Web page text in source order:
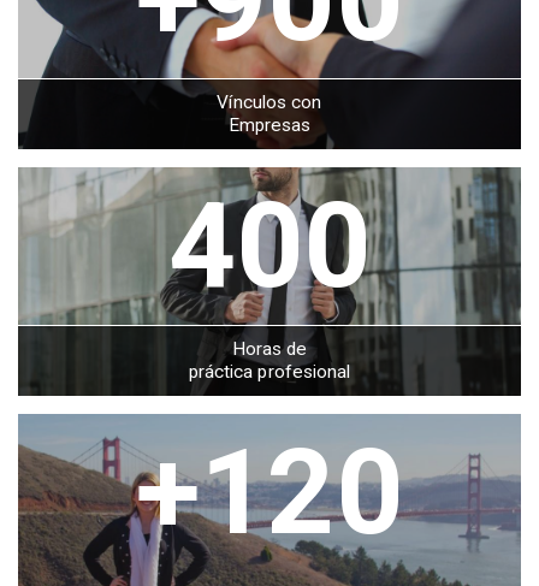
Vínculos con
Empresas
400
Horas de
práctica profesional
+120